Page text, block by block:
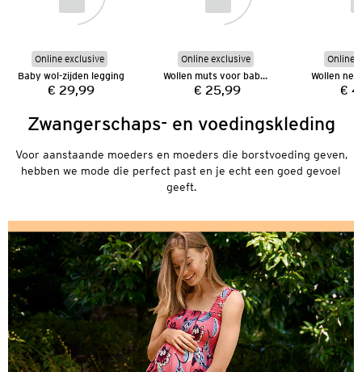
Online exclusive
Baby wol-zijden legging
Prijs:
€ 29,99
Online exclusive
Wollen muts voor baby's
Prijs:
€ 25,99
Online
Wollen
€
Zwangerschaps- en voedingskleding
Voor aanstaande moeders en moeders die borstvoeding geven,
hebben we mode die perfect past en je echt een goed gevoel
geeft.